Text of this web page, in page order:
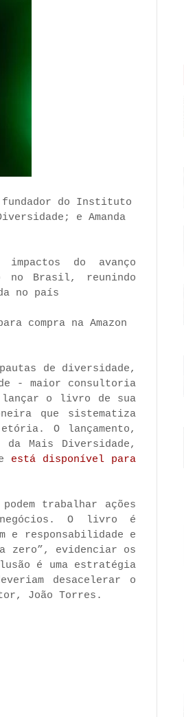
do Instituto
e Amanda
do avanço
no Brasil, reunindo
no país
compra na Amazon
de diversidade,
- maior consultoria
lançar o livro de sua
que sistematiza
O lançamento,
da Mais Diversidade,
está disponível para
trabalhar ações
O livro é
e responsabilidade e
zero”, evidenciar os
é uma estratégia
desacelerar o
João Torres.